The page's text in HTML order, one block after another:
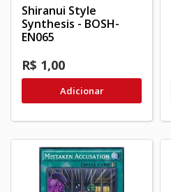
Shiranui Style
Synthesis - BOSH-
EN065
R$ 1,00
Adicionar